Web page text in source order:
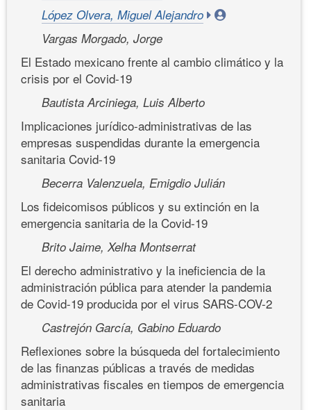
López Olvera, Miguel Alejandro
Vargas Morgado, Jorge
El Estado mexicano frente al cambio climático y la
crisis por el Covid-19
Bautista Arciniega, Luis Alberto
Implicaciones jurídico-administrativas de las
empresas suspendidas durante la emergencia
sanitaria Covid-19
Becerra Valenzuela, Emigdio Julián
Los fideicomisos públicos y su extinción en la
emergencia sanitaria de la Covid-19
Brito Jaime, Xelha Montserrat
El derecho administrativo y la ineficiencia de la
administración pública para atender la pandemia
de Covid-19 producida por el virus SARS-COV-2
Castrejón García, Gabino Eduardo
Reflexiones sobre la búsqueda del fortalecimiento
de las finanzas públicas a través de medidas
administrativas fiscales en tiempos de emergencia
sanitaria